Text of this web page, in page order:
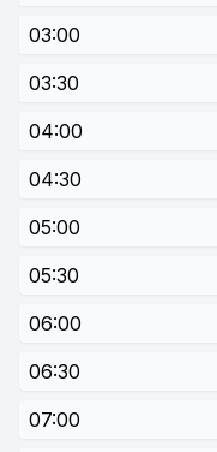
03:00
03:30
04:00
04:30
05:00
05:30
06:00
06:30
07:00